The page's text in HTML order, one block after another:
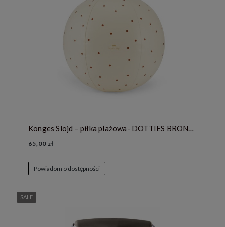
Konges Slojd – piłka plażowa- DOTTIES BRONZE
65,00 zł
Powiadom o dostępności
SALE